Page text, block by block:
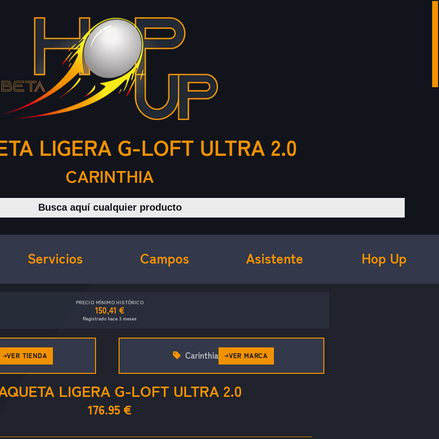
LIGERA G-LOFT ULTRA 2.0
CARINTHIA
Buscar productos
Servicios Campos Asistente Hop Up
PRECIO MÍNIMO HISTÓRICO
150,41 €
Registrado hace 3 meses
VER TIENDA
LIGERA G-LOFT ULTRA 2.0
176.95 €
Carinthia VER MARCA